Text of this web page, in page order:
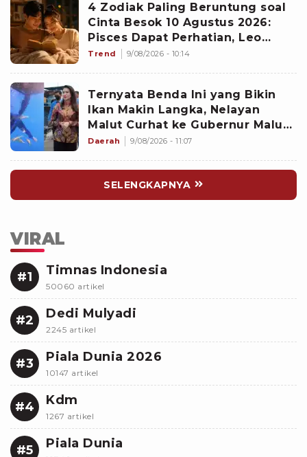
4 Zodiak Paling Beruntung soal
Cinta Besok 10 Agustus 2026:
Pisces Dapat Perhatian, Leo
Makin Dekat dengan Si Dia
Trend 9/08/2026 - 10:14
Ternyata Benda Ini yang Bikin
Ikan Makin Langka, Nelayan
Malut Curhat ke Gubernur Malut
Sherly Tjoanda soal Rumpon
Daerah 9/08/2026 - 11:07
SELENGKAPNYA
VIRAL
#1 Timnas Indonesia
50060 artikel
#2 Dedi Mulyadi
2245 artikel
#3 Piala Dunia 2026
10147 artikel
#4 Kdm
1267 artikel
#5 Piala Dunia